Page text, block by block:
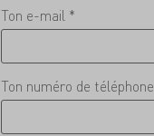
Ton e-mail *
Ton numéro de téléphone